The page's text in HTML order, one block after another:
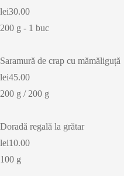
lei30.00
200 g - 1 buc
Saramură de crap cu mămăliguță
lei45.00
200 g / 200 g
Doradă regală la grătar
lei10.00
100 g